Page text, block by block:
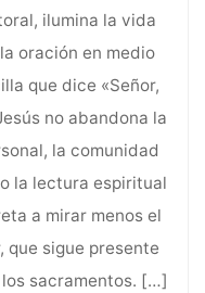
ilumina la vida
oración en medio
que dice «Señor,
no abandona la
la comunidad
la lectura espiritual
a mirar menos el
que sigue presente
sacramentos. […]